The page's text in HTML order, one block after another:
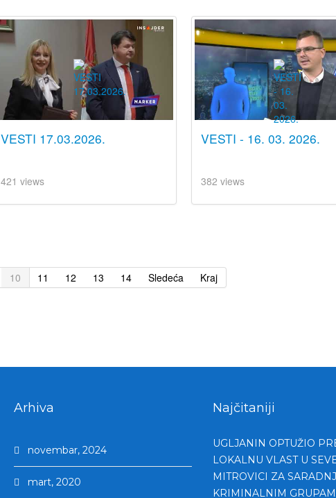
VESTI 17.03.2026.
421 views
VESTI - 16. 03. 2026.
382 views
10 11 12 13 14 Sledeća Kraj
Arhiva
novembar, 2024
mart, 2020
Najčitaniji
UGLJANIN OPTUŽIO
LOKALNU VLAST U
MITROVICI ZA
KRIMINALNIM